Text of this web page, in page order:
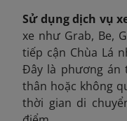
Sử dụng dịch vụ
xe như Grab, Be,
tiếp cận Chùa Lá
Đây là phương án
thân hoặc không
thời gian di